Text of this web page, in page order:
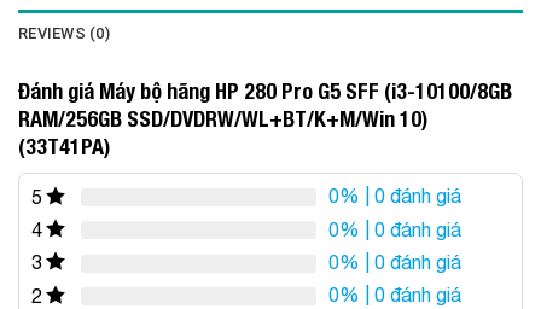
REVIEWS (0)
Đánh giá Máy bộ hãng HP 280 Pro G5 SFF (i3-10100/8GB
RAM/256GB SSD/DVDRW/WL+BT/K+M/Win 10)
(33T41PA)
5 0% | 0 đánh giá
4
0% | 0 đánh giá
3
0% | 0 đánh giá
2
0% | 0 đánh giá